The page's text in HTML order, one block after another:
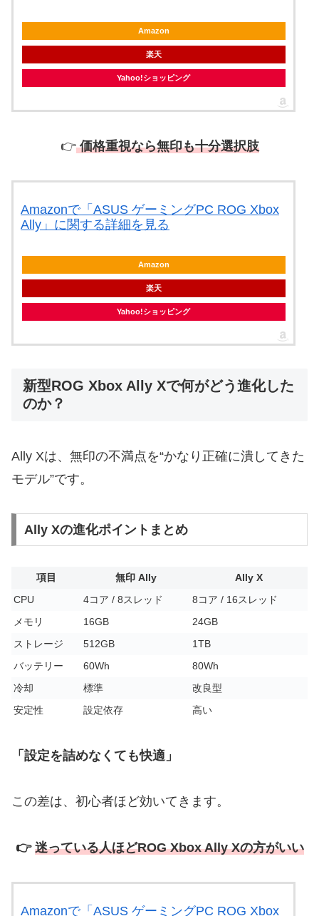
Amazon
楽天
Yahoo!ショッピング
👉 価格重視なら無印も十分選択肢
Amazonで「ASUS ゲーミングPC ROG Xbox
Ally」に関する詳細を見る
Amazon
楽天
Yahoo!ショッピング
新型ROG Xbox Ally Xで何がどう進化した
のか？
Ally Xは、無印の不満点を“かなり正確に潰してきた
モデル”です。
Ally Xの進化ポイントまとめ
項目 無印 Ally
Ally X
CPU
4コア / 8スレッド
8コア / 16スレッド
メモリ
16GB
24GB
ストレージ
512GB
1TB
バッテリー
60Wh
80Wh
冷却
標準
改良型
安定性
設定依存 高い
「設定を詰めなくても快適」
この差は、初心者ほど効いてきます。
👉 迷っている人ほどROG Xbox Ally Xの方がいい
Amazonで「ASUS ゲーミングPC ROG Xbox